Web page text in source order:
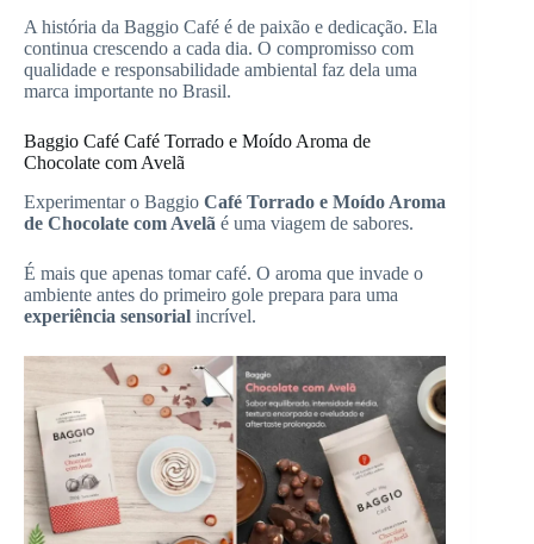
A história da Baggio Café é de paixão e dedicação. Ela
continua crescendo a cada dia. O compromisso com
qualidade e responsabilidade ambiental faz dela uma
marca importante no Brasil.
Baggio Café Café Torrado e Moído Aroma de
Chocolate com Avelã
Experimentar o Baggio Café Torrado e Moído Aroma
de Chocolate com Avelã é uma viagem de sabores.
É mais que apenas tomar café. O aroma que invade o
ambiente antes do primeiro gole prepara para uma
experiência sensorial incrível.